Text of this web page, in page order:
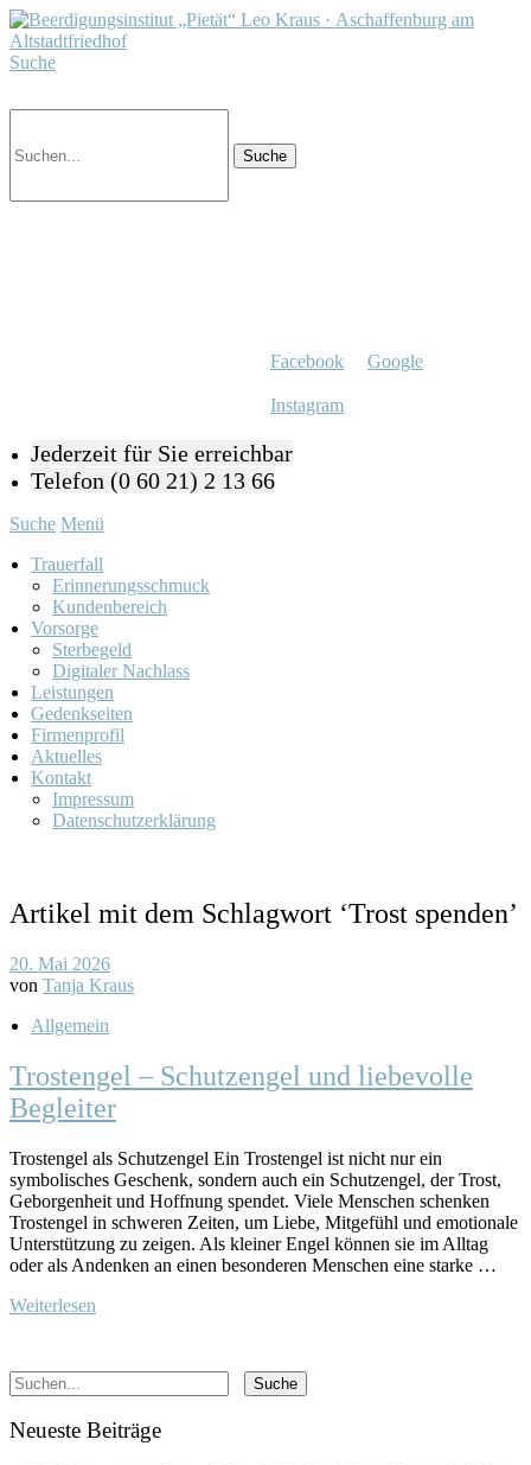
Suche
Facebook Google
Instagram
Jederzeit für Sie erreichbar
Telefon (0 60 21) 2 13 66
Suche Menü
Trauerfall
Erinnerungsschmuck
Kundenbereich
Vorsorge
Sterbegeld
Digitaler Nachlass
Leistungen
Gedenkseiten
Firmenprofil
Aktuelles
Kontakt
Impressum
Datenschutzerklärung
Artikel mit dem Schlagwort ‘Trost spenden’
20. Mai 2026
von Tanja Kraus
Allgemein
Trostengel – Schutzengel und liebevolle
Begleiter
Trostengel als Schutzengel Ein Trostengel ist nicht nur ein
symbolisches Geschenk, sondern auch ein Schutzengel, der Trost,
Geborgenheit und Hoffnung spendet. Viele Menschen schenken
Trostengel in schweren Zeiten, um Liebe, Mitgefühl und emotionale
Unterstützung zu zeigen. Als kleiner Engel können sie im Alltag
oder als Andenken an einen besonderen Menschen eine starke …
Weiterlesen
Neueste Beiträge